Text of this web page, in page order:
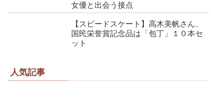
女優と出会う接点
【スピードスケート】高木美帆さん、
国民栄誉賞記念品は「包丁」１０本セ
ット
人気記事